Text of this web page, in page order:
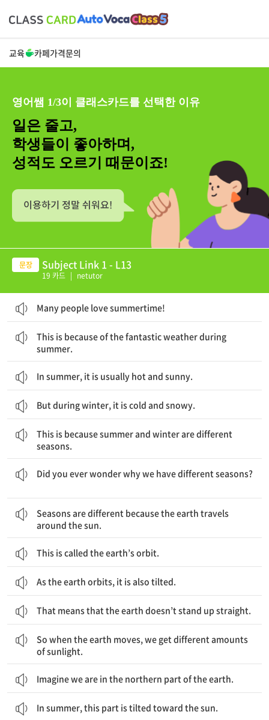
교육 카페가격문의
영어쌤 1/3이 클래스카드를 선택한 이유
일은 줄고,
학생들이 좋아하며,
성적도 오르기 때문이죠!
Subject Link 1 - L13
19 카드 | netutor
Many people love summertime!
This is because of the fantastic weather during
summer.
In summer, it is usually hot and sunny.
But during winter, it is cold and snowy.
This is because summer and winter are different
seasons.
Did you ever wonder why we have different seasons?
Seasons are different because the earth travels
around the sun.
This is called the earth’s orbit.
As the earth orbits, it is also tilted.
That means that the earth doesn’t stand up straight.
So when the earth moves, we get different amounts
of sunlight.
Imagine we are in the northern part of the earth.
In summer, this part is tilted toward the sun.